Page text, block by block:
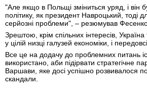
"Але якщо в Польщі зміниться уряд, і він
політику, як президент Навроцький, тоді
серйозні проблеми", – резюмував
Зрештою, крім спільних інтересів,
у цілій низці галузей економіки, і
Все це на додачу до проблемних питань
використано, аби підірвати стратегічне
Варшави, яке досі успішно розвивалося
скандали.